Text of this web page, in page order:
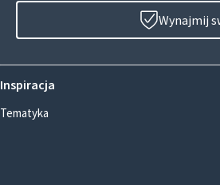
Wynajmij
Inspiracja
Tematyka